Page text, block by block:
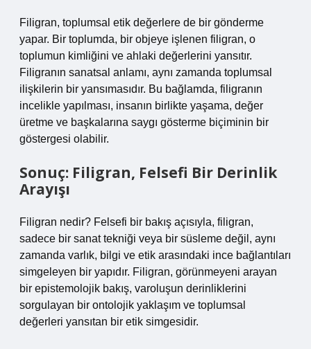
Filigran, toplumsal etik değerlere de bir gönderme
yapar. Bir toplumda, bir objeye işlenen filigran, o
toplumun kimliğini ve ahlaki değerlerini yansıtır.
Filigranın sanatsal anlamı, aynı zamanda toplumsal
ilişkilerin bir yansımasıdır. Bu bağlamda, filigranın
incelikle yapılması, insanın birlikte yaşama, değer
üretme ve başkalarına saygı gösterme biçiminin bir
göstergesi olabilir.
Sonuç: Filigran, Felsefi Bir Derinlik
Arayışı
Filigran nedir? Felsefi bir bakış açısıyla, filigran,
sadece bir sanat tekniği veya bir süsleme değil, aynı
zamanda varlık, bilgi ve etik arasındaki ince bağlantıları
simgeleyen bir yapıdır. Filigran, görünmeyeni arayan
bir epistemolojik bakış, varoluşun derinliklerini
sorgulayan bir ontolojik yaklaşım ve toplumsal
değerleri yansıtan bir etik simgesidir.